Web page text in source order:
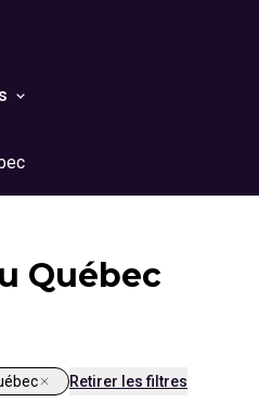
Québec
Retirer les filtres
1/8